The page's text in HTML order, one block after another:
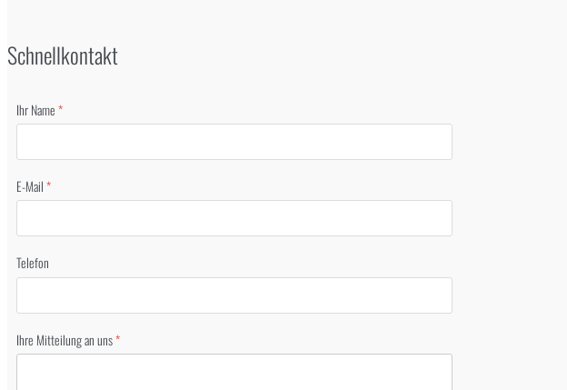
Schnellkontakt
Ihr Name*
E-Mail*
Telefon
Ihre Mitteilung an uns*